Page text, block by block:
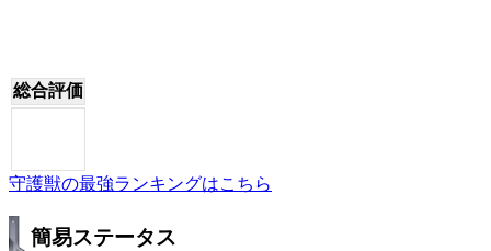
総合評価
守護獣の最強ランキングはこちら
簡易ステータス